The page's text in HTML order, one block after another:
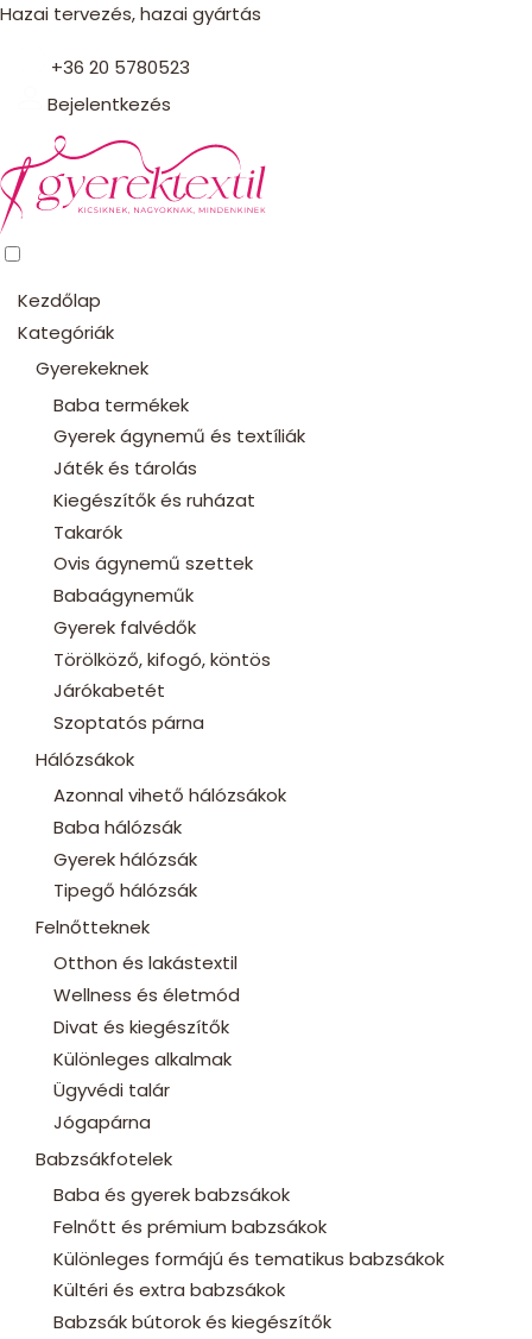
Hazai tervezés, hazai gyártás
+36 20 5780523
Bejelentkezés
Kezdőlap
Kategóriák
Gyerekeknek
Baba termékek
Gyerek ágynemű és textíliák
Játék és tárolás
Kiegészítők és ruházat
Takarók
Ovis ágynemű szettek
Babaágyneműk
Gyerek falvédők
Törölköző, kifogó, köntös
Járókabetét
Szoptatós párna
Hálózsákok
Azonnal vihető hálózsákok
Baba hálózsák
Gyerek hálózsák
Tipegő hálózsák
Felnőtteknek
Otthon és lakástextil
Wellness és életmód
Divat és kiegészítők
Különleges alkalmak
Ügyvédi talár
Jógapárna
Babzsákfotelek
Baba és gyerek babzsákok
Felnőtt és prémium babzsákok
Különleges formájú és tematikus babzsákok
Kültéri és extra babzsákok
Babzsák bútorok és kiegészítők